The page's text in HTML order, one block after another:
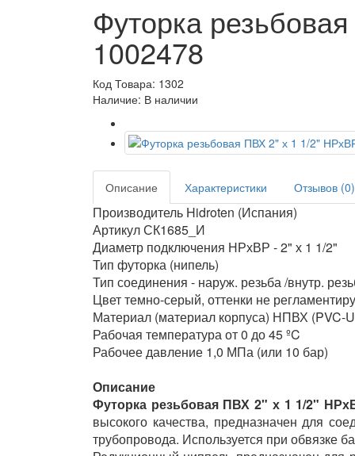
Футорка
1002478
Код Товара: 1302
Наличие: В наличии
Описание Характеристики Отзывов (0)
Производитель Hidroten (Испания)
Артикул СК1685_И
Диаметр подключения НРхВР - 2" х 1 1/2"
Тип футорка (нипель)
Тип соединения - наруж. резьба /внутр.
Цвет темно-серый, оттенки не
Материал (материал корпуса) НПВХ (PVC-
Рабочая температура от 0 до 45 ºC
Рабочее давление 1,0 МПа (или 10 бар)
Описание
Футорка резьбовая ПВХ 2" х 1 1/2"
высокого качества, предназначен для
трубопровода. Используется при обвязке